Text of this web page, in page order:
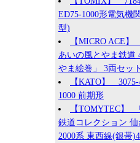
ED75-1000形電気機
型)
【MICRO ACE
あいの風とやま鉄道
やま絵巻」 3両セット
【KATO】
1000 前期形
【TOMYTEC】
鉄道コレクション
2000系 東西線(銀帯